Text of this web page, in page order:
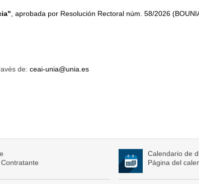
, aprobada por Resolución Rectoral núm. 58/2026
de:ceai-unia@unia.es
Calendario de
Página del